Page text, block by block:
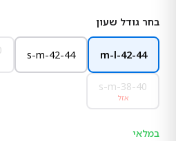
בחר גודל שעון
m-l-42-44
s-m-42-44
s-m-38-40
אזל
במלאי